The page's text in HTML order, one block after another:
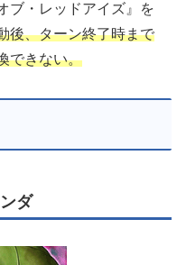
ブ・レッドアイズ』を
後、ターン終了時まで
できない。
ダ